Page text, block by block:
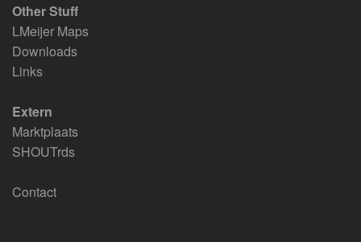
Other Stuff
LMeijer Maps
Downloads
Links
Extern
Marktplaats
SHOUTrds
Contact